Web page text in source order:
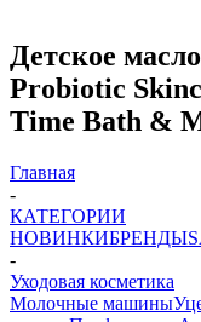
Детское
Probiotic
Time Bath &
Главная
-
КАТЕГОРИИ
НОВИНКИБРЕНДЫ
-
Уходовая косметика
Молочные машины